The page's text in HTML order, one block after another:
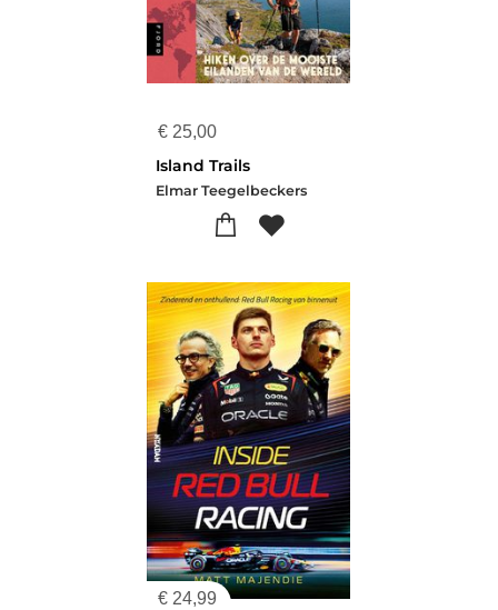
€ 25,00
Island Trails
Elmar Teegelbeckers
€ 24,99